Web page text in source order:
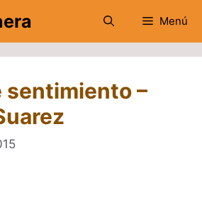
Menú
sentimiento –